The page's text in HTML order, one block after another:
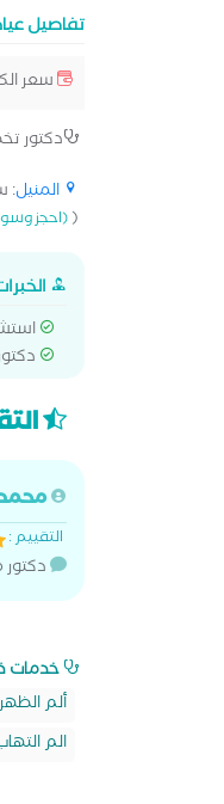
تفاصيل
سعر
دكتور
المنيل:
((احجز
التقييم :
خدمات
ألم الظهر
الم